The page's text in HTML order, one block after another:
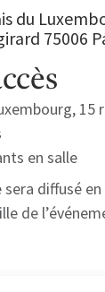
du
75006
15
en salle
sera diffusé
de